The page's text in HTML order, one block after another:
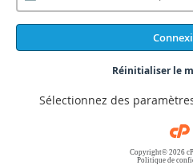
Réinitialiser le
Sélectionnez des
Copyright© 2026
Politique de